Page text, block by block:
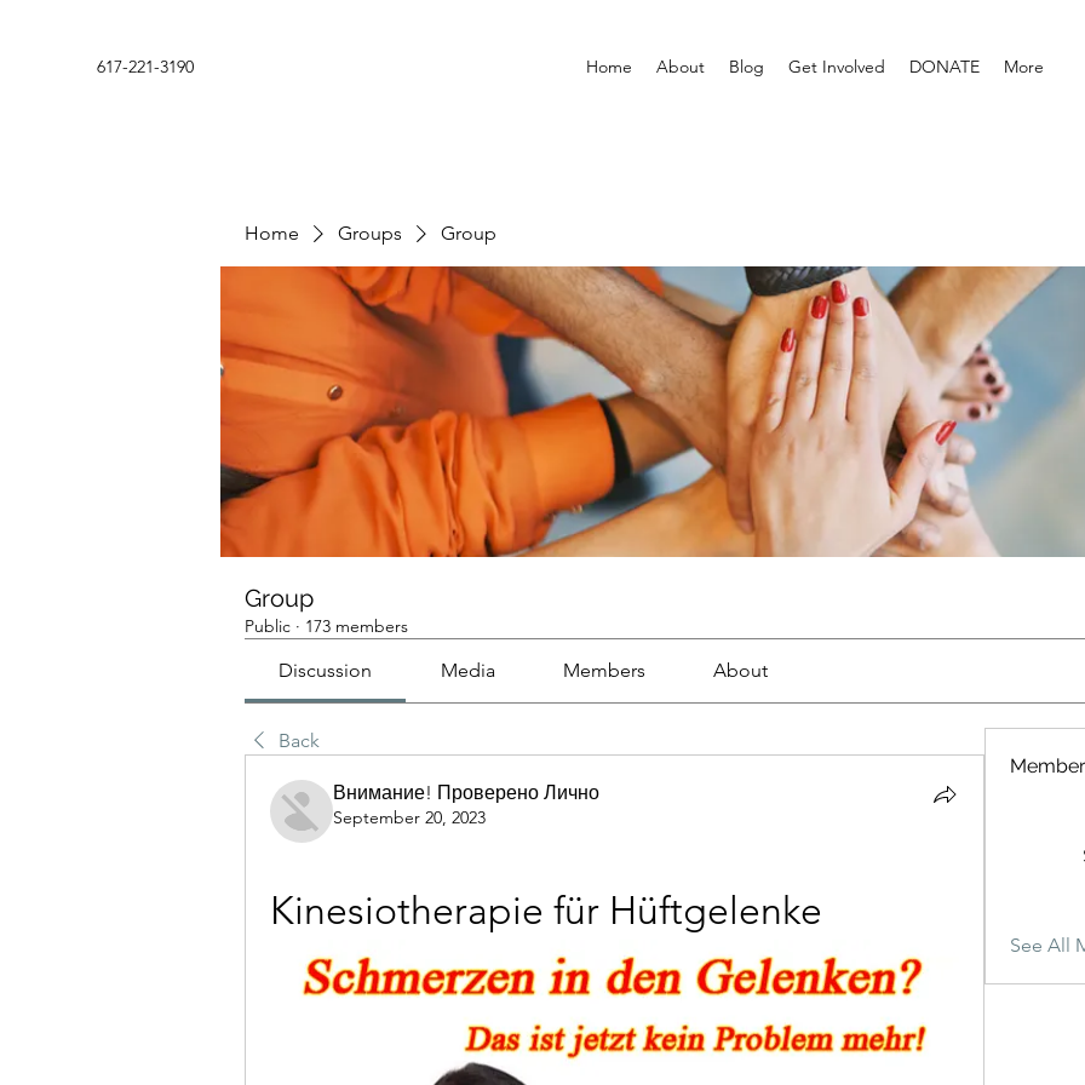
617-221-3190 Home About Blog Get Involved DONATE More
Home Groups Group
Group
Public · 173 members
Discussion Media Members About
Back
Внимание! Проверено Лично
September 20, 2023
Kinesiotherapie für Hüftgelenke
See All